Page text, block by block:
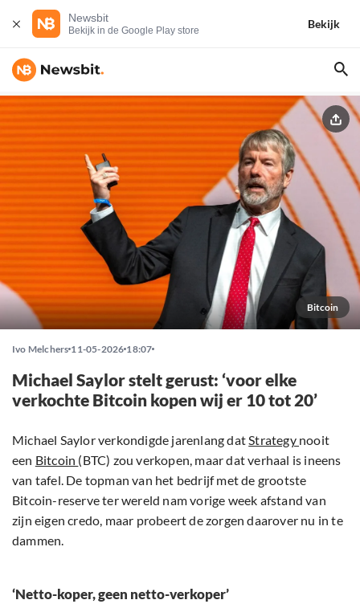
Newsbit
Bekijk in de Google Play store
Bekijk
Bitcoin
Ivo Melchers 11-05-2026 18:07
Michael Saylor stelt gerust: ‘voor elke
verkochte Bitcoin kopen wij er 10 tot 20’
Michael Saylor verkondigde jarenlang datStrategy nooit
een Bitcoin (BTC) zou verkopen, maar dat verhaal is ineens
van tafel. De topman van het bedrijf met de grootste
Bitcoin-reserve ter wereld nam vorige week afstand van
zijn eigen credo, maar probeert de zorgen daarover nu in te
dammen.
‘Netto-koper, geen netto-verkoper’